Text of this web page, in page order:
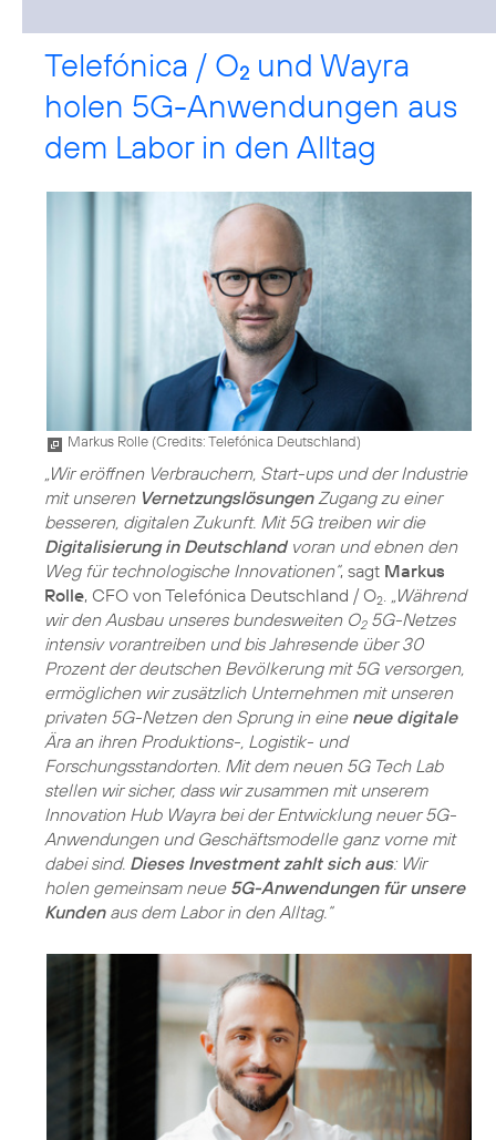
Telefónica / O2 und Wayra
holen 5G-Anwendungen aus
dem Labor in den Alltag
Markus Rolle (Credits: Telefónica Deutschland)
„Wir eröffnen Verbrauchern, Start-ups und der Industrie
mit unseren VernetzungslösungenZugang zu einer
besseren, digitalen Zukunft. Mit 5G treiben wir die
Digitalisierung in Deutschlandvoran und ebnen den
Weg für technologische Innovationen“, sagt Markus
Rolle, CFO von Telefónica Deutschland / O2. „Während
wir den Ausbau unseres bundesweiten O25G-Netzes
intensiv vorantreiben und bis Jahresende über 30
Prozent der deutschen Bevölkerung mit 5G versorgen,
ermöglichen wir zusätzlich Unternehmen mit unseren
privaten 5G-Netzen den Sprung in eine neue digitale
Ära an ihren Produktions-, Logistik- und
Forschungsstandorten. Mit dem neuen 5G Tech Lab
stellen wir sicher, dass wir zusammen mit unserem
Innovation Hub Wayra bei der Entwicklung neuer 5G-
Anwendungen und Geschäftsmodelle ganz vorne mit
dabei sind. Dieses Investment zahlt sich aus: Wir
holen gemeinsam neue 5G-Anwendungen für unsere
Kundenaus dem Labor in den Alltag.“